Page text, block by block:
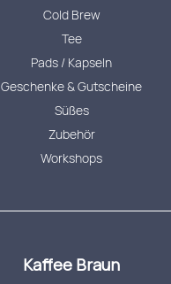
Cold Brew
Tee
Pads / Kapseln
Geschenke & Gutscheine
Süßes
Zubehör
Workshops
Kaffee Braun